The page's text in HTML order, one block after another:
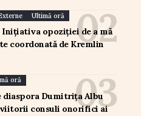
Ultimă oră
Inițiativa opoziției de a mă
coordonată de Kremlin
oră
diaspora Dumitrița Albu
consuli onorifici ai